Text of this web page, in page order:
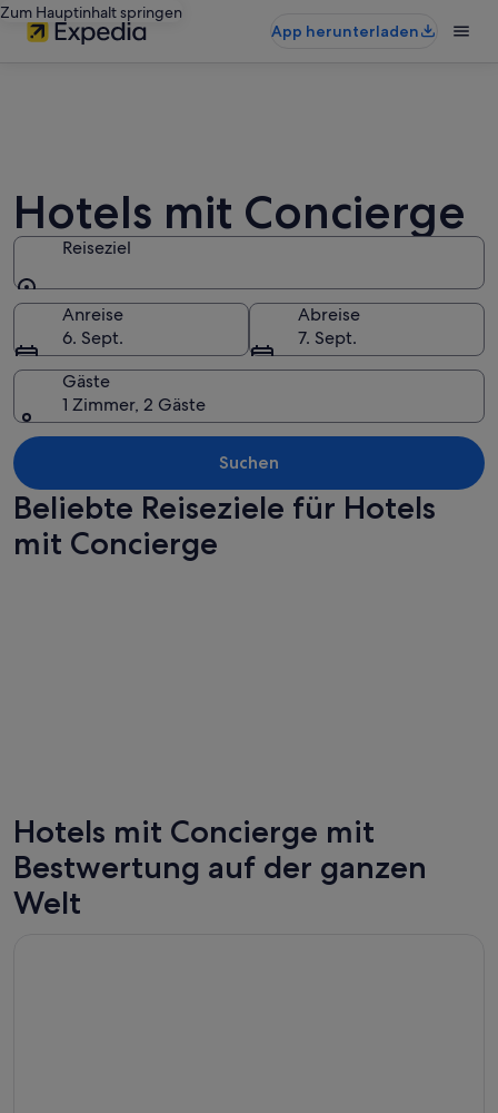
Zum Hauptinhalt springen
App herunterladen
Hotels mit Concierge
Reiseziel
Reiseziel
Anreise
6. Sept.
Abreise
7. Sept.
Gäste
1 Zimmer, 2 Gäste
Suchen
Beliebte Reiseziele für Hotels
mit Concierge
Tokio
129 Hotels mit Concierge
Hotels mit Concierge mit
Bestwertung auf der ganzen
Welt